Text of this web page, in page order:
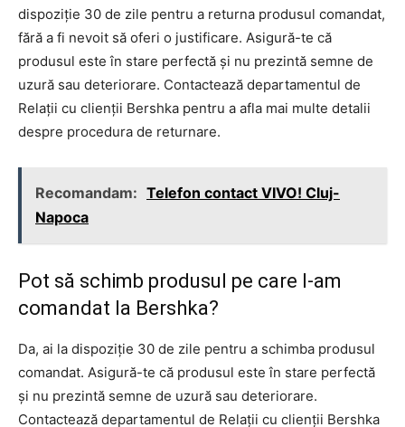
dispoziție 30 de zile pentru a returna produsul comandat,
fără a fi nevoit să oferi o justificare. Asigură-te că
produsul este în stare perfectă și nu prezintă semne de
uzură sau deteriorare. Contactează departamentul de
Relații cu clienții Bershka pentru a afla mai multe detalii
despre procedura de returnare.
Recomandam: Telefon contact VIVO! Cluj-
Napoca
Pot să schimb produsul pe care l-am
comandat la Bershka?
Da, ai la dispoziție 30 de zile pentru a schimba produsul
comandat. Asigură-te că produsul este în stare perfectă
și nu prezintă semne de uzură sau deteriorare.
Contactează departamentul de Relații cu clienții Bershka